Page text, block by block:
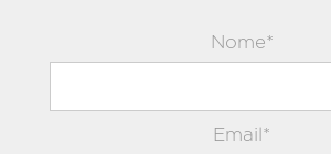
Nome*
Email*